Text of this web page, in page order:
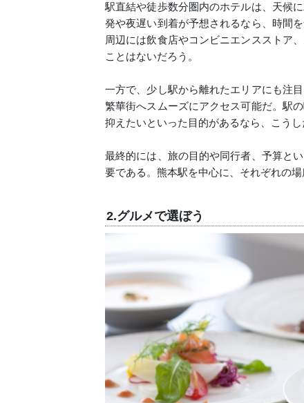
駅直結や徒歩数分圏内のホテルは、天候
発や夜遅い到着が予想されるなら、時間
周辺には飲食店やコンビニエンスストア
ことはないだろう。
一方で、少し駅から離れたエリアにも注
繁華街へスムーズにアクセス可能だ。駅
抑えたいといった目的があるなら、こう
最終的には、旅の目的や同行者、予算と
要である。熊本駅を中心に、それぞれの
2.グルメで選ぼう